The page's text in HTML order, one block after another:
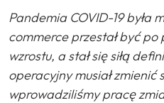
Pandemia COVID-19 była
commerce przestał być
wzrostu, a stał się siłą
operacyjny musiał zmienić
wprowadziliśmy pracę